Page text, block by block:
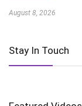
August 8, 2026
Stay In Touch